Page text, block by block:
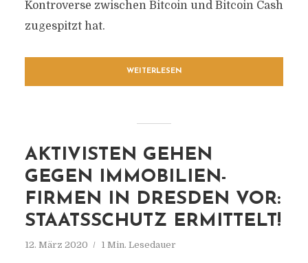
Kontroverse zwischen Bitcoin und Bitcoin Cash
zugespitzt hat.
WEITERLESEN
AKTIVISTEN GEHEN
GEGEN IMMOBILIEN-
FIRMEN IN DRESDEN VOR:
STAATSSCHUTZ ERMITTELT!
12. März 2020 1 Min. Lesedauer